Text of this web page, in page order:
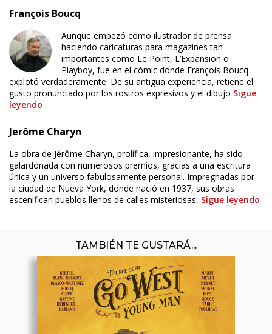
François Boucq
Aunque empezó como ilustrador de prensa
haciendo caricaturas para magazines tan
importantes como Le Point, L’Expansion o
Playboy, fue en el cómic donde François Boucq
explotó verdaderamente. De su antigua experiencia, retiene el
gusto pronunciado por los rostros expresivos y el dibujo Sigue
leyendo
Jerôme Charyn
La obra de Jérôme Charyn, prolífica, impresionante, ha sido
galardonada con numerosos premios, gracias a una escritura
única y un universo fabulosamente personal. Impregnadas por
la ciudad de Nueva York, donde nació en 1937, sus obras
escenifican pueblos llenos de calles misteriosas, Sigue leyendo
TAMBIÉN TE GUSTARÁ...